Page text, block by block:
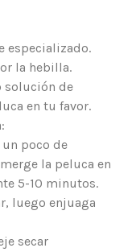
especializado.
la hebilla.
solución de
en tu favor.
poco de
la peluca en
5-10 minutos.
luego enjuaga
secar